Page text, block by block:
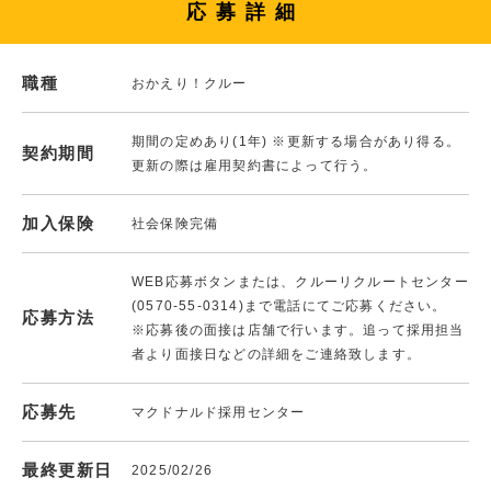
応募詳細
職種 おかえり！クルー
契約期間
期間の定めあり(1年) ※更新する場合があり得る。
更新の際は雇用契約書によって行う。
加入保険 社会保険完備
応募方法
WEB応募ボタンまたは、クルーリクルートセンター
(0570-55-0314)まで電話にてご応募ください。
※応募後の面接は店舗で行います。追って採用担当
者より面接日などの詳細をご連絡致します。
応募先 マクドナルド採用センター
最終更新日 2025/02/26